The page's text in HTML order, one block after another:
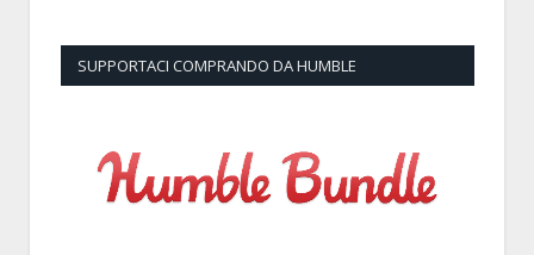
SUPPORTACI COMPRANDO DA HUMBLE